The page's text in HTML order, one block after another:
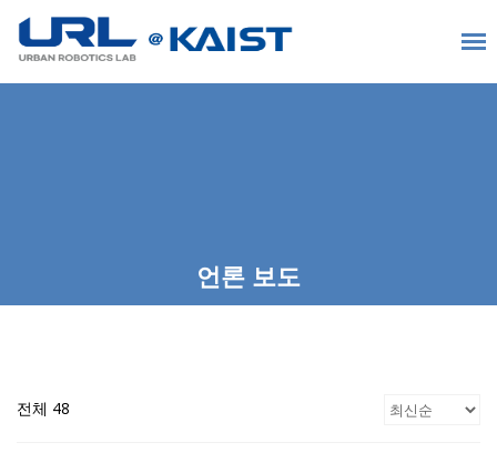
언론 보도
전체 48